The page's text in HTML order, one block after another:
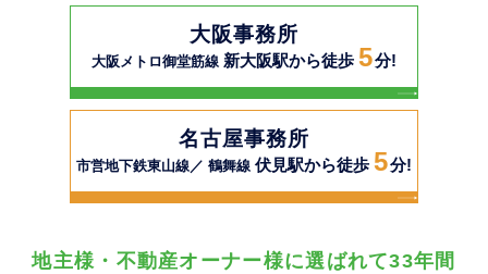
大阪事務所
大阪メトロ御堂筋線 新大阪駅から徒歩 5分!
名古屋事務所
市営地下鉄東山線／ 鶴舞線 伏見駅から徒歩 5分!
地主様・不動産オーナー様に選ばれて33年間